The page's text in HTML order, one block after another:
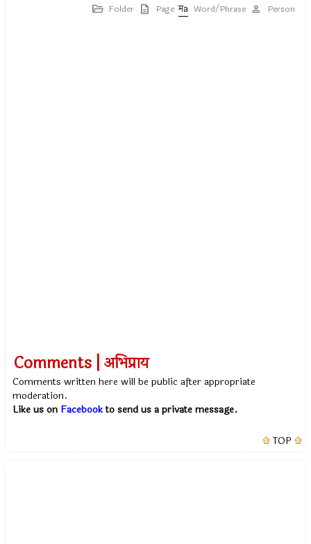
Folder
Page Word/Phrase Person
Comments | अभिप्राय
Comments written here will be public after appropriate
moderation.
Like us on Facebookto send us a private message.
TOP